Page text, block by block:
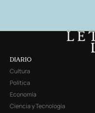
DIARIO
Cultura
Política
Economía
Ciencia y Tecnología